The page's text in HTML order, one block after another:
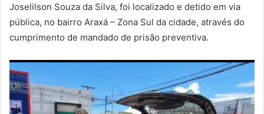
Joselilson Souza da Silva, foi localizado e detido em via
pública, no bairro Araxá – Zona Sul da cidade, através do
cumprimento de mandado de prisão preventiva.